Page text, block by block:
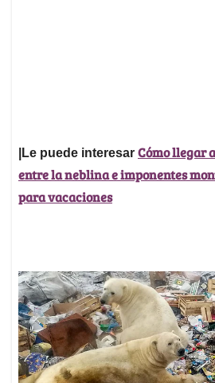
|Le puede interesar Cómo llegar
entre la neblina e imponentes
para vacaciones